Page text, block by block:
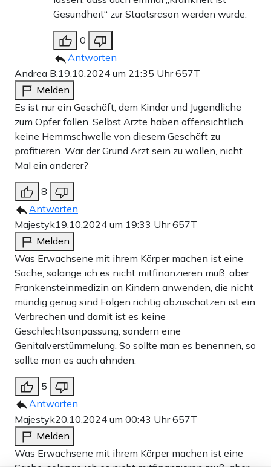
Gesundheit“ zur Staatsräson werden würde.
0
Antworten
Andrea B. 19.10.2024 um 21:35 Uhr657T
Melden
Es ist nur ein Geschäft, dem Kinder und Jugendliche
zum Opfer fallen. Selbst Ärzte haben offensichtlich
keine Hemmschwelle von diesem Geschäft zu
profitieren. War der Grund Arzt sein zu wollen, nicht
Mal ein anderer?
8
Antworten
Majestyk19.10.2024 um 19:33 Uhr657T
Melden
Was Erwachsene mit ihrem Körper machen ist eine
Sache, solange ich es nicht mitfinanzieren muß, aber
Frankensteinmedizin an Kindern anwenden, die nicht
mündig genug sind Folgen richtig abzuschätzen ist ein
Verbrechen und damit ist es keine
Geschlechtsanpassung, sondern eine
Genitalverstümmelung. So sollte man es benennen, so
sollte man es auch ahnden.
5
Antworten
Majestyk20.10.2024 um 00:43 Uhr657T
Melden
Was Erwachsene mit ihrem Körper machen ist eine